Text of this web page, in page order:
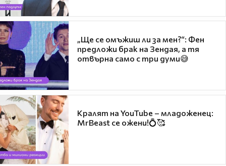
„Ще се омъжиш ли за мен?“: Фен
предложи брак на Зендая, а тя
отвърна само с три думи😅
Кралят на YouTube – младоженец:
MrBeast се ожени!💍🥰